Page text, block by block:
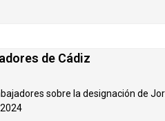
de Cádiz
sobre la designación de